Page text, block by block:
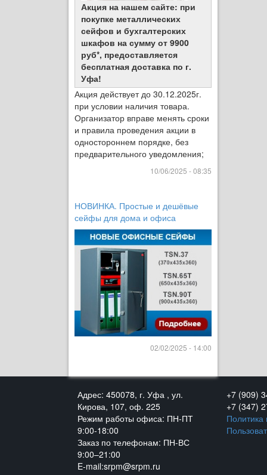
Акция на нашем сайте: при
покупке металлических
сейфов и бухгалтерских
шкафов на сумму от 9900
руб*, предоставляется
бесплатная доставка по г.
Уфа!
Акция действует до 30.12.2025г.
при условии наличия товара.
Организатор вправе менять сроки
и правила проведения акции в
одностороннем порядке, без
предварительного уведомления;
10/06/2025 - 08:35
НОВИНКА. Простые и дешёвые
сейфы для дома и офиса
02/02/2025 - 14:00
Адрес: 450078, г. Уфа , ул.
Кирова, 107, оф. 225
Режим работы офиса: ПН-ПТ
9:00-18:00
Заказ по телефонам: ПН-ВС
9:00–21:00
E-mail:srpm@srpm.ru
+7 (909)
+7 (347)